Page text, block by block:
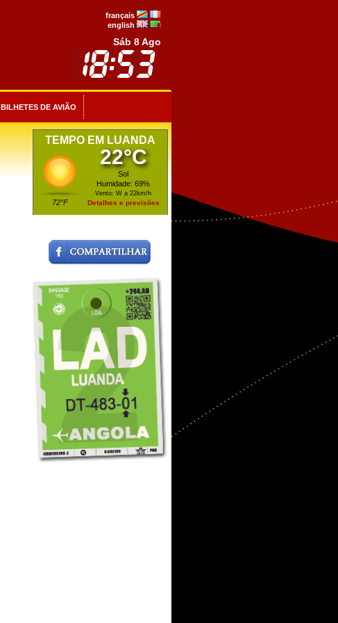
français
english
Sáb 8 Ago
BILHETES DE AVIÃO
TEMPO EM LUANDA
72°F
22°C
Sol
Humidade: 69%
Vento: W a 22km/h
Detalhes e previsões